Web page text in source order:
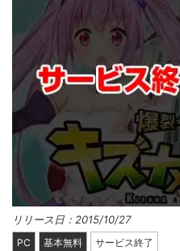
リリース日：2015/10/27
PC 基本無料 サービス終了